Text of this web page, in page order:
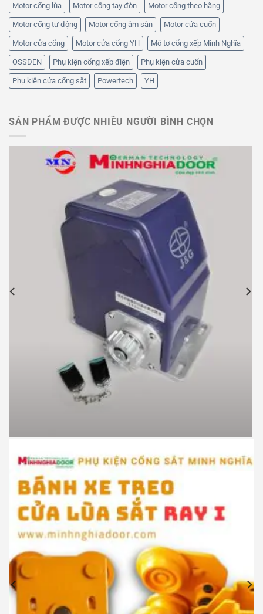
Motor cổng lùa Motor cổng tay đòn Motor cổng theo hãng
Motor cổng tự động Motor cổng âm sàn Motor cửa cuốn
Motor cửa cổng Motor cửa cổng YH Mô tơ cổng xếp Minh Nghĩa
OSSDEN Phụ kiện cổng xếp điện Phụ kiện cửa cuốn
Phụ kiện cửa cổng sắt Powertech YH
SẢN PHẨM ĐƯỢC NHIỀU NGƯỜI BÌNH CHỌN